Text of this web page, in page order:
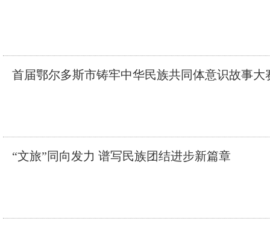
首届鄂尔多斯市铸牢中华民族共同体意识故事大
“文旅”同向发力 谱写民族团结进步新篇章